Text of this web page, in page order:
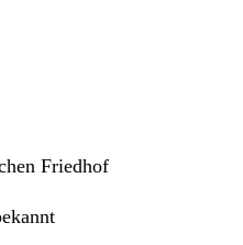
Friedhof